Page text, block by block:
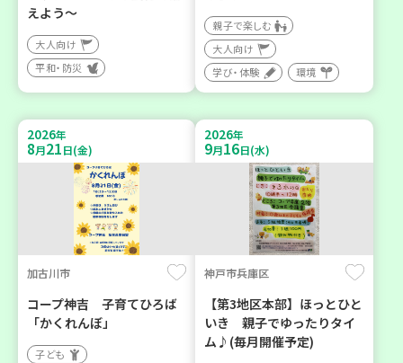
えよう～
大人向け
平和・防災
親子で楽しむ
大人向け
学び・体験
環境
2026年
8月21日(金)
加古川市
コープ神吉 子育てひろば
「かくれんぼ」
子ども
2026年
9月16日(水)
神戸市兵庫区
【第3地区本部】ほっとひと
いき 親子でゆったりタイ
ム♪(毎月開催予定)